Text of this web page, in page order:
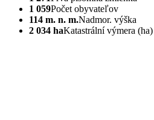
1 059Počet obyvateľov
114 m. n. m.Nadmor. výška
2 034 haKatastrální výmera (ha)